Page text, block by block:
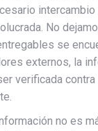
No
se
externos, la
verificada contra
no es